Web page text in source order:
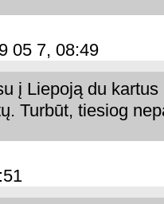
05 7, 08:49
į Liepoją du
Turbūt, tiesiog